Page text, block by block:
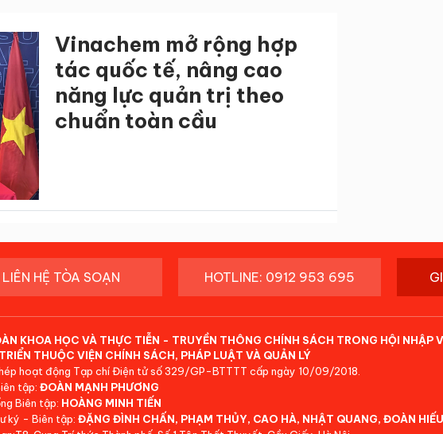
Vinachem mở rộng hợp
tác quốc tế, nâng cao
năng lực quản trị theo
chuẩn toàn cầu
LIÊN HỆ TÒA SOẠN HOTLINE: 0912 953 695
KHOA HỌC VÀ THỰC TIỄN - TRUYỀN THÔNG CHÍNH SÁCH TRONG HỘI NHẬP
THUỘC VIỆN CHÍNH SÁCH, PHÁP LUẬT VÀ QUẢN LÝ
hoạt động Tạp chí Điện tử số 329/GP-BTTTT cấp ngày 10/09/2018.
tập: ĐOÀN MẠNH PHƯƠNG
Biên tập: HOÀNG MINH TIẾN
ký - Biên tập: ĐẶNG ĐÌNH CHẤN, PHẠM THỦY, CAO HÀ, NHẬT QUANG, ĐOÀN HIẾU